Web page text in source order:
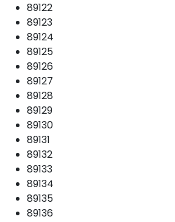
89122
89123
89124
89125
89126
89127
89128
89129
89130
89131
89132
89133
89134
89135
89136